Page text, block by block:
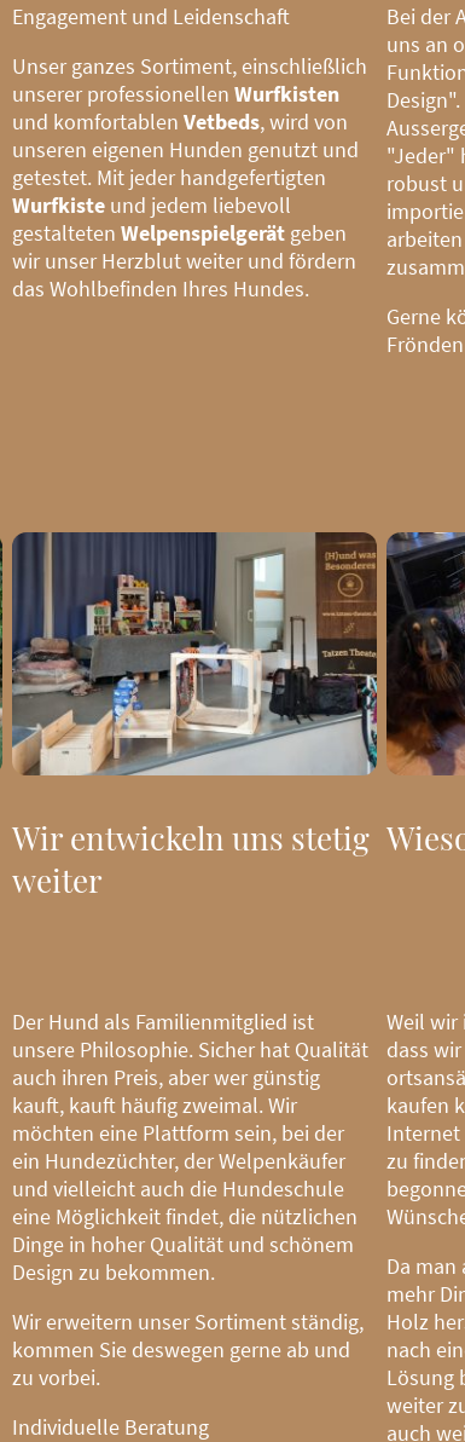
Engagement und Leidenschaft
Unser ganzes Sortiment, einschließlich
unserer professionellenWurfkisten
und komfortablenVetbeds, wird von
unseren eigenen Hunden genutzt und
getestet. Mit jeder handgefertigten
Wurfkiste und jedem liebevoll
gestaltetenWelpenspielgerät geben
wir unser Herzblut weiter und fördern
das Wohlbefinden Ihres Hundes.
Bei der
uns an
"Jeder"
robust
Gerne
Wir entwickeln uns stetig
weiter
Der Hund als Familienmitglied ist
unsere Philosophie. Sicher hat Qualität
auch ihren Preis, aber wer günstig
kauft, kauft häufig zweimal. Wir
möchten eine Plattform sein, bei der
ein Hundezüchter, der Welpenkäufer
und vielleicht auch die Hundeschule
eine Möglichkeit findet, die nützlichen
Dinge in hoher Qualität und schönem
Design zu bekommen.
Wir erweitern unser Sortiment ständig,
kommen Sie deswegen gerne ab und
zu vorbei.
Individuelle Beratung
Weil
dass
kaufen
Internet
zu
Da
mehr
Holz
nach
Lösung
weiter
auch